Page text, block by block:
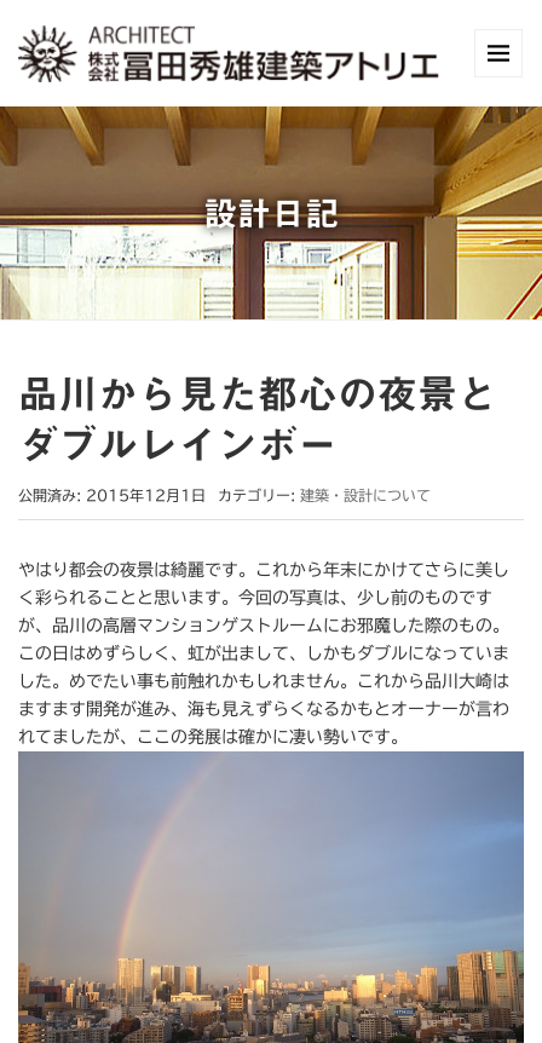
設計日記
品川から見た都心の夜景と
ダブルレインボー
公開済み: 2015年12月1日 カテゴリー: 建築・設計について
やはり都会の夜景は綺麗です。これから年末にかけてさらに美し
く彩られることと思います。今回の写真は、少し前のものです
が、品川の高層マンションゲストルームにお邪魔した際のもの。
この日はめずらしく、虹が出まして、しかもダブルになっていま
した。めでたい事も前触れかもしれません。これから品川大崎は
ますます開発が進み、海も見えずらくなるかもとオーナーが言わ
れてましたが、ここの発展は確かに凄い勢いです。